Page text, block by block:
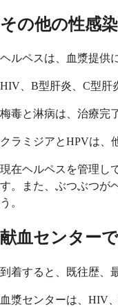
その他の性感
ヘルペスは、血漿提供
HIV、B型肝炎、C型肝
梅毒と淋病は、治療完
クラミジアとHPVは、
現在ヘルペスを管理し
す。また、ぶつぶつが
う。
献血センター
到着すると、既往歴、
血漿センターは、HIV